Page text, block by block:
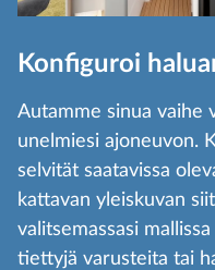
Konfiguroi
Autamme sinua vaihe
unelmiesi ajoneuvon.
selvität saatavissa
kattavan yleiskuvan
valitsemassasi
tiettyjä varusteita tai